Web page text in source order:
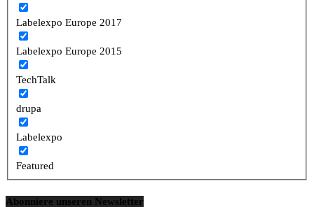
Labelexpo Europe 2017
Labelexpo Europe 2015
TechTalk
drupa
Labelexpo
Featured
Abonniere unseren Newsletter